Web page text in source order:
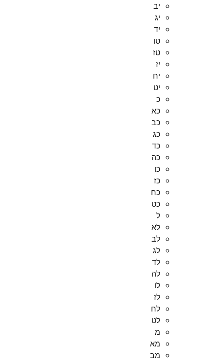
יב
יג
יד
טו
טז
יז
יח
יט
כ
כא
כב
כג
כד
כה
כו
כז
כח
כט
ל
לא
לב
לג
לד
לה
לו
לז
לח
לט
מ
מא
מב